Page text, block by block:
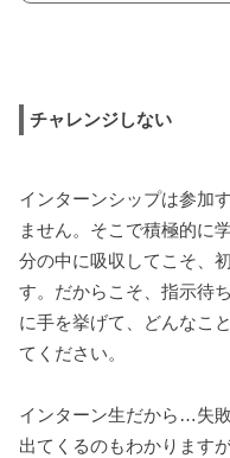
チャレンジしない
インターンシップは参加
ません。そこで積極的に
分の中に吸収してこそ、
す。だからこそ、指示待
に手を挙げて、どんなこ
てください。
インターン生だから…失
出てくるのもわかります